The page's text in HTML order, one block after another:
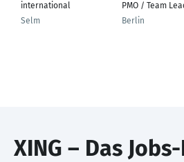
international
Selm
PMO / Team
Berlin
XING – Das